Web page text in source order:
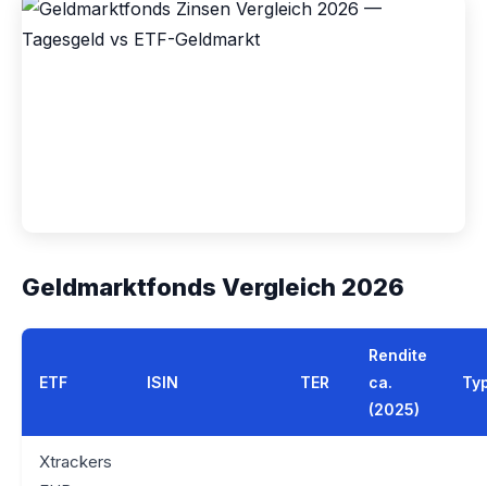
Geldmarktfonds Vergleich 2026
ETF ISIN TER
Rendite
ca.
(2025)
Xtrackers